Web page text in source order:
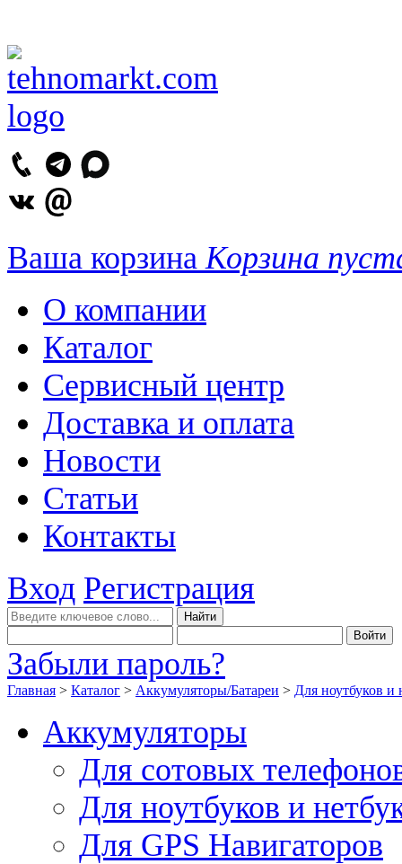
Ваша корзина Корзина
О компании
Каталог
Сервисный центр
Доставка и оплата
Новости
Статьи
Контакты
Вход Регистрация
Забыли пароль?
Главная > Каталог > Аккумуляторы/Батареи > Для ноутбуков и
Аккумуляторы
Для сотовых
Для ноутбуков и
Для GPS Навигаторов